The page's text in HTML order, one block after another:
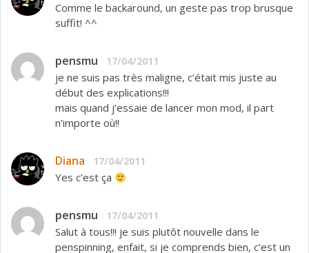
Comme le backaround, un geste pas trop brusque
suffit! ^^
pensmu 17/04/2011
je ne suis pas très maligne, c’était mis juste au
début des explications!!!
mais quand j’essaie de lancer mon mod, il part
n’importe où!!
Diana 17/04/2011
Yes c’est ça
pensmu 17/04/2011
Salut à tous!!! je suis plutôt nouvelle dans le
penspinning, enfait, si je comprends bien, c’est un